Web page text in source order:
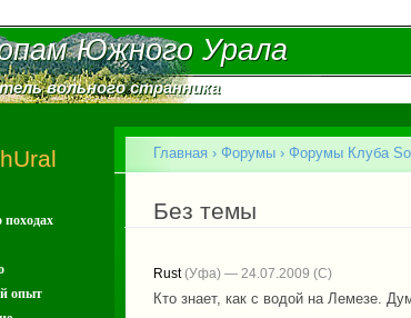
Южного Урала
Южного Урала
вольного странника
вольного странника
походах
опыт
Вы здесь
Главная › Форумы › Форумы Клуба
Без темы
Rust(Уфа) — 24.07.2009
Кто знает, как с водой на Лемезе.